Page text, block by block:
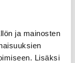
ja mainosten
Lisäksi